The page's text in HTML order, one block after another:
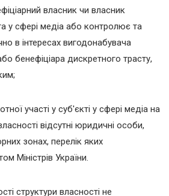
власник чи власник
у сфері медіа або контролює та
в інтересах вигодонабувача
бенефіціара дискретного трасту,
участі у суб'єкті у сфері медіа на
відсутні юридичні особи,
зонах, перелік яких
Міністрів України.
структури власності не